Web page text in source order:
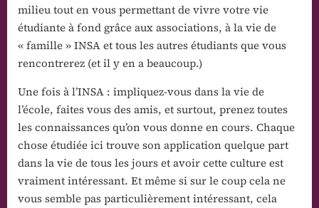
milieu tout en vous permettant de vivre votre vie
étudiante à fond grâce aux associations, à la vie de
« famille » INSA et tous les autres étudiants que vous
rencontrerez (et il y en a beaucoup.)
Une fois à l’INSA : impliquez-vous dans la vie de
l’école, faites vous des amis, et surtout, prenez toutes
les connaissances qu’on vous donne en cours. Chaque
chose étudiée ici trouve son application quelque part
dans la vie de tous les jours et avoir cette culture est
vraiment intéressant. Et même si sur le coup cela ne
vous semble pas particulièrement intéressant, cela